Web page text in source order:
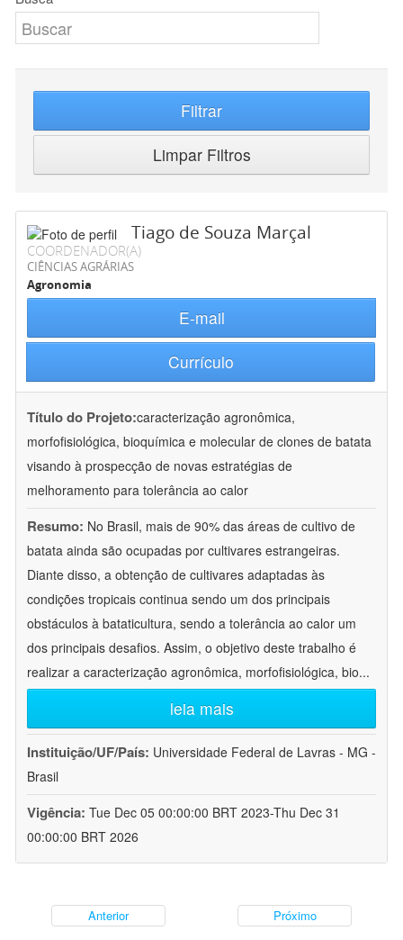
Filtrar
Limpar Filtros
Tiago de Souza Marçal
COORDENADOR(A)
CIÊNCIAS AGRÁRIAS
Agronomia
E-mail
Currículo
Título do Projeto:caracterização agronômica,
morfofisiológica, bioquímica e molecular de clones de batata
visando à prospecção de novas estratégias de
melhoramento para tolerância ao calor
Resumo: No Brasil, mais de 90% das áreas de cultivo de
batata ainda são ocupadas por cultivares estrangeiras.
Diante disso, a obtenção de cultivares adaptadas às
condições tropicais continua sendo um dos principais
obstáculos à bataticultura, sendo a tolerância ao calor um
dos principais desafios. Assim, o objetivo deste trabalho é
realizar a caracterização agronômica, morfofisiológica, bio...
leia mais
Instituição/UF/País: Universidade Federal de Lavras - MG -
Brasil
Vigência: Tue Dec 05 00:00:00 BRT 2023-Thu Dec 31
00:00:00 BRT 2026
Anterior Próximo